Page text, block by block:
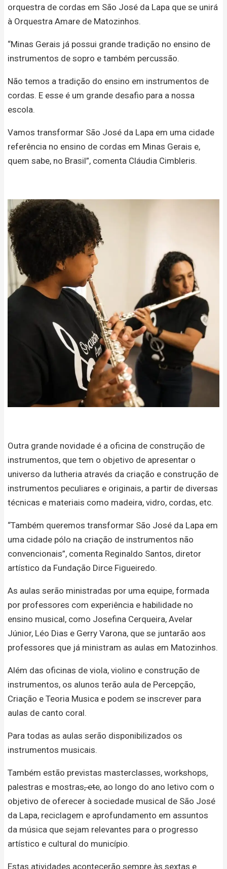
orquestra de cordas em São José da Lapa que se unirá
à Orquestra Amare de Matozinhos.
“Minas Gerais já possui grande tradição no ensino de
instrumentos de sopro e também percussão.
Não temos a tradição do ensino em instrumentos de
cordas. E esse é um grande desafio para a nossa
escola.
Vamos transformar São José da Lapa em uma cidade
referência no ensino de cordas em Minas Gerais e,
quem sabe, no Brasil”, comenta Cláudia Cimbleris.
Outra grande novidade é a oficina de construção de
instrumentos, que tem o objetivo de apresentar o
universo da lutheria através da criação e construção de
instrumentos peculiares e originais, a partir de diversas
técnicas e materiais como madeira, vidro, cordas, etc.
“Também queremos transformar São José da Lapa em
uma cidade pólo na criação de instrumentos não
convencionais”, comenta Reginaldo Santos, diretor
artístico da Fundação Dirce Figueiredo.
As aulas serão ministradas por uma equipe, formada
por professores com experiência e habilidade no
ensino musical, como Josefina Cerqueira, Avelar
Júnior, Léo Dias e Gerry Varona, que se juntarão aos
professores que já ministram as aulas em Matozinhos.
Além das oficinas de viola, violino e construção de
instrumentos, os alunos terão aula de Percepção,
Criação e Teoria Musica e podem se inscrever para
aulas de canto coral.
Para todas as aulas serão disponibilizados os
instrumentos musicais.
Também estão previstas masterclasses, workshops,
palestras e mostras, etc, ao longo do ano letivo com o
objetivo de oferecer à sociedade musical de São José
da Lapa, reciclagem e aprofundamento em assuntos
da música que sejam relevantes para o progresso
artístico e cultural do município.
Estas atividades acontecerão sempre às sextas e